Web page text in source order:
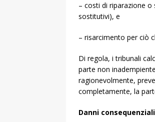
– costi di riparazione
sostitutivi), e
– risarcimento per ciò
Di regola, i tribunali
parte non
ragionevolmente,
completamente, la
Danni consequenziali